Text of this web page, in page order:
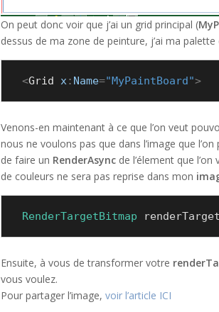
On peut donc voir que j’ai un grid principal (
dessus de ma zone de peinture, j’ai ma palette
<Grid x: Name="MyPaintBoard">
Venons-en maintenant à ce que l’on veut
nous ne voulons pas que dans l’image que
de faire un RenderAsync de l’élement que
de couleurs ne sera pas reprise dans mon
RenderTargetBitmap
Ensuite, à vous de transformer votre
vous voulez.
Pour partager l’image, voir l’article ICI